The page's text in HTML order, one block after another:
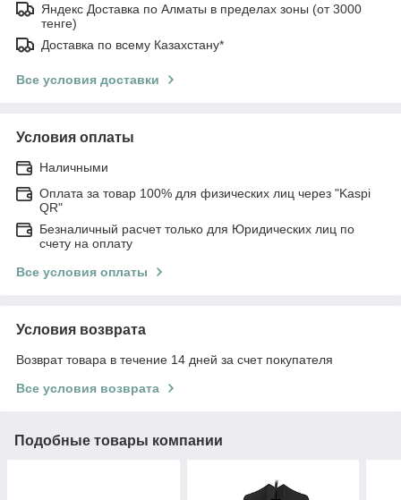
Яндекс Доставка по Алматы в пределах зоны (от 3000
тенге)
Доставка по всему Казахстану*
Все условия доставки
Условия оплаты
Наличными
Оплата за товар 100% для физических лиц через "Kaspi
QR"
Безналичный расчет только для Юридических лиц по
счету на оплату
Все условия оплаты
Условия возврата
Возврат товара в течение 14 дней за счет покупателя
Все условия возврата
Подобные товары компании